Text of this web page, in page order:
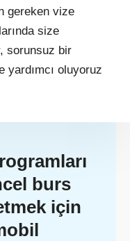
gereken vize
size
sorunsuz bir
yardımcı oluyoruz
burs
için